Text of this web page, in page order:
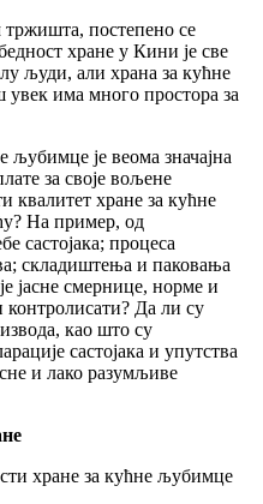
постепено се
хране у Кини је све
људи, али храна за кућне
има много простора за
љубимце је веома значајна
за своје вољене
квалитет хране за кућне
На пример, од
састојака; процеса
складиштења и паковања
јасне смернице, норме и
контролисати? Да ли су
као што су
састојака и упутства
и лако разумљиве
хране за кућне љубимце